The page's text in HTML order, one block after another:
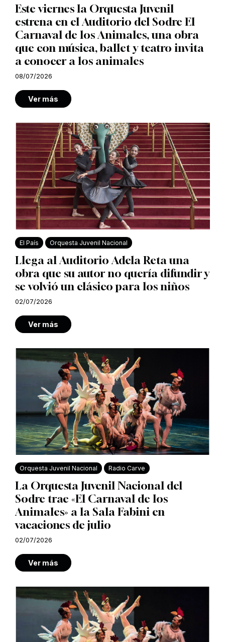
Este viernes la Orquesta Juvenil
estrena en el Auditorio del Sodre El
Carnaval de los Animales, una obra
que con música, ballet y teatro invita
a conocer a los animales
08/07/2026
Ver más
El País Orquesta Juvenil Nacional
Llega al Auditorio Adela Reta una
obra que su autor no quería difundir y
se volvió un clásico para los niños
02/07/2026
Ver más
Orquesta Juvenil Nacional Radio Carve
La Orquesta Juvenil Nacional del
Sodre trae «El Carnaval de los
Animales» a la Sala Fabini en
vacaciones de julio
02/07/2026
Ver más